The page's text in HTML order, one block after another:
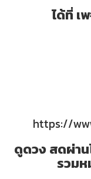
ได้ที่ เ
https://
ดูดวง สดผ่า
รวม